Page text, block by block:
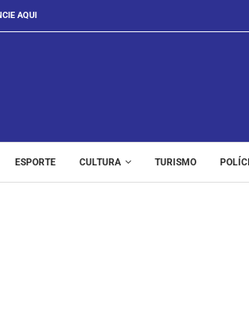
AQUI
ESPORTE CULTURA TURISMO